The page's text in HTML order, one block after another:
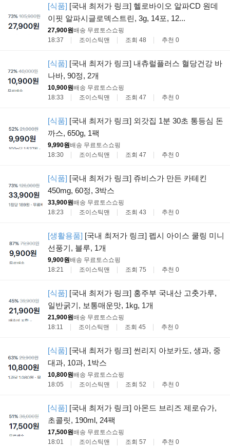
[식품] [국내 최저가 링크] 헬로바이오 알파CD 원데
이핏 알파시글로덱스트린, 3g, 14포, 12...
27,900원배송 무료 토스쇼핑
18:37
조이스틱맨 조회 48 추천 0
[식품] [국내 최저가 링크] 내츄럴플러스 혈당건강 바
나바, 90정, 2개
10,900원배송 무료 토스쇼핑
18:33
조이스틱맨 조회 47 추천 0
[식품] [국내 최저가 링크] 외갓집 1분 30초 통등심 돈
까스, 650g, 1팩
9,990원배송 무료 토스쇼핑
18:30
조이스틱맨 조회 47 추천 0
[식품] [국내 최저가 링크] 쥬비스가 만든 카테킨
450mg, 60정, 3박스
33,900원배송 무료 토스쇼핑
18:23
조이스틱맨 조회 43 추천 0
[생활용품] [국내 최저가 링크] 펩시 아이스 쿨링 미니
선풍기, 블루, 1개
9,900원배송 무료 토스쇼핑
18:21
조이스틱맨 조회 75 추천 0
[식품] [국내 최저가 링크] 홍주부 국내산 고춧가루,
일반굵기, 보통매운맛, 1kg, 1개
21,900원배송 무료 토스쇼핑
18:11
조이스틱맨 조회 45 추천 0
[식품] [국내 최저가 링크] 썬리지 아보카도, 생과, 중
대과, 10과, 1박스
10,800원배송 무료 토스쇼핑
18:05
조이스틱맨 조회 52 추천 0
[식품] [국내 최저가 링크] 아몬드 브리즈 제로슈가,
초콜릿, 190ml, 24팩
17,500원배송 무료 토스쇼핑
18:01
조이스틱맨 조회 57 추천 0